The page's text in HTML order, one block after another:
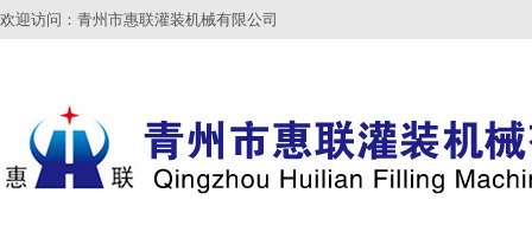
欢迎访问：青州市惠联灌装机械有限公司